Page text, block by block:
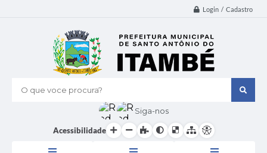
Login / Cadastro
O que voce procura?
Siga-nos
Acessibilidade